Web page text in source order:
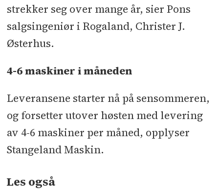
strekker seg over mange år, sier Pons
salgsingeniør i Rogaland, Christer J.
Østerhus.
4-6 maskiner i måneden
Leveransene starter nå på sensommeren,
og forsetter utover høsten med levering
av 4-6 maskiner per måned, opplyser
Stangeland Maskin.
Les også